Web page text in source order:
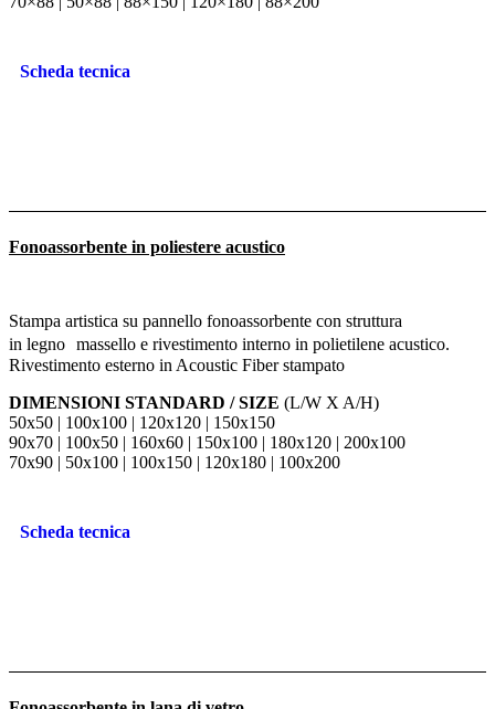
Scheda tecnica
Fonoassorbente in poliestere acustico
Stampa artistica su pannello fonoassorbente con struttura
in legno massello e rivestimento interno in polietilene acustico.
Rivestimento esterno in Acoustic Fiber stampato
DIMENSIONI STANDARD / SIZE (L/W X A/H)
50x50 | 100x100 | 120x120 | 150x150
90x70 | 100x50 | 160x60 | 150x100 | 180x120 | 200x100
70x90 | 50x100 | 100x150 | 120x180 | 100x200
Scheda tecnica